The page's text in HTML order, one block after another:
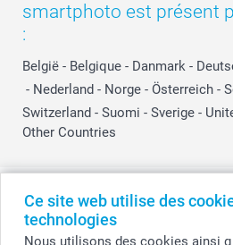
Ce site web utilise des
technologies
Nous utilisons des cookies ainsi
smartphoto est présent
:
België - Belgique - Danmark -
- Nederland - Norge - Österreich -
Switzerland - Suomi - Sverige -
Other Countries
Tous les prix sont en EURO (€), TVA